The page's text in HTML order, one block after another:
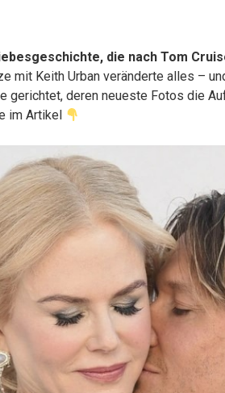
die nach Tom
mit Keith Urban veränderte alles –
gerichtet, deren neueste Fotos die
im Artikel